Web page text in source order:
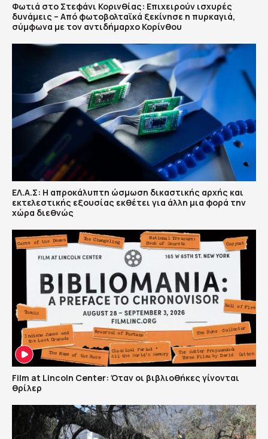
Φωτιά στο Στεφάνι Κορινθίας: Επιχειρούν ισχυρές
δυνάμεις – Από φωτοβολταϊκά ξεκίνησε η πυρκαγιά,
σύμφωνα με τον αντιδήμαρχο Κορίνθου
ΕΛ.Α.Σ: Η απροκάλυπτη ώσμωση δικαστικής αρχής και
εκτελεστικής εξουσίας εκθέτει για άλλη μια φορά την
χώρα διεθνώς
Film at Lincoln Center: Όταν οι βιβλιοθήκες γίνονται
θρίλερ